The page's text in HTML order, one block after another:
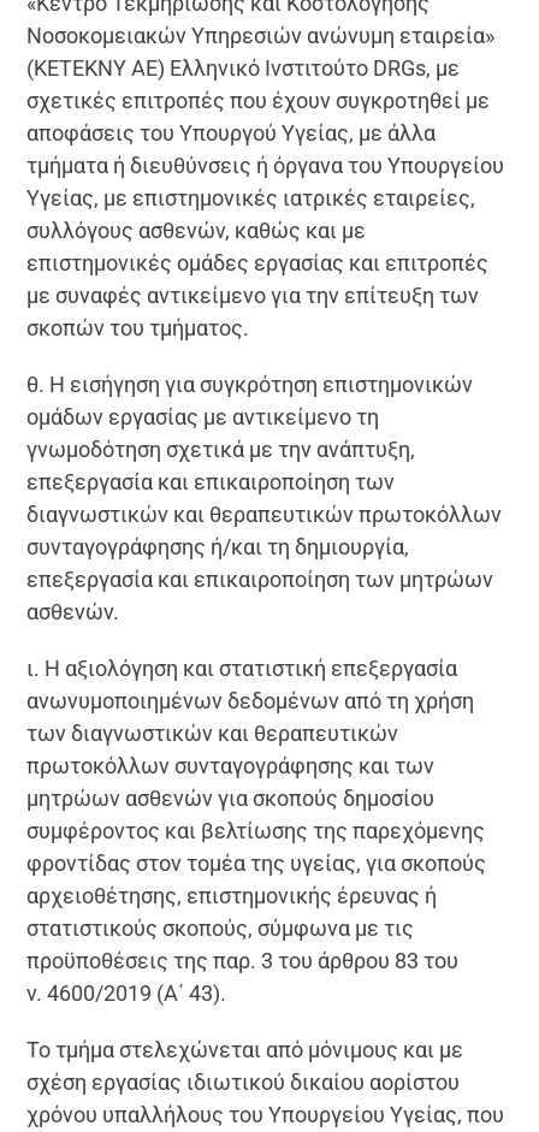
Νοσοκομειακών Υπηρεσιών ανώνυμη εταιρεία»
(ΚΕΤΕΚΝΥ ΑΕ) Ελληνικό Ινστιτούτο DRGs, με
σχετικές επιτροπές που έχουν συγκροτηθεί με
αποφάσεις του Υπουργού Υγείας, με άλλα
τμήματα ή διευθύνσεις ή όργανα του Υπουργείου
Υγείας, με επιστημονικές ιατρικές εταιρείες,
συλλόγους ασθενών, καθώς και με
επιστημονικές ομάδες εργασίας και επιτροπές
με συναφές αντικείμενο για την επίτευξη των
σκοπών του τμήματος.
θ. Η εισήγηση για συγκρότηση επιστημονικών
ομάδων εργασίας με αντικείμενο τη
γνωμοδότηση σχετικά με την ανάπτυξη,
επεξεργασία και επικαιροποίηση των
διαγνωστικών και θεραπευτικών πρωτοκόλλων
συνταγογράφησης ή/και τη δημιουργία,
επεξεργασία και επικαιροποίηση των μητρώων
ασθενών.
ι. Η αξιολόγηση και στατιστική επεξεργασία
ανωνυμοποιημένων δεδομένων από τη χρήση
των διαγνωστικών και θεραπευτικών
πρωτοκόλλων συνταγογράφησης και των
μητρώων ασθενών για σκοπούς δημοσίου
συμφέροντος και βελτίωσης της παρεχόμενης
φροντίδας στον τομέα της υγείας, για σκοπούς
αρχειοθέτησης, επιστημονικής έρευνας ή
στατιστικούς σκοπούς, σύμφωνα με τις
προϋποθέσεις της παρ. 3 του άρθρου 83 του
ν. 4600/2019 (Α΄ 43).
Το τμήμα στελεχώνεται από μόνιμους και με
σχέση εργασίας ιδιωτικού δικαίου αορίστου
χρόνου υπαλλήλους του Υπουργείου Υγείας, που